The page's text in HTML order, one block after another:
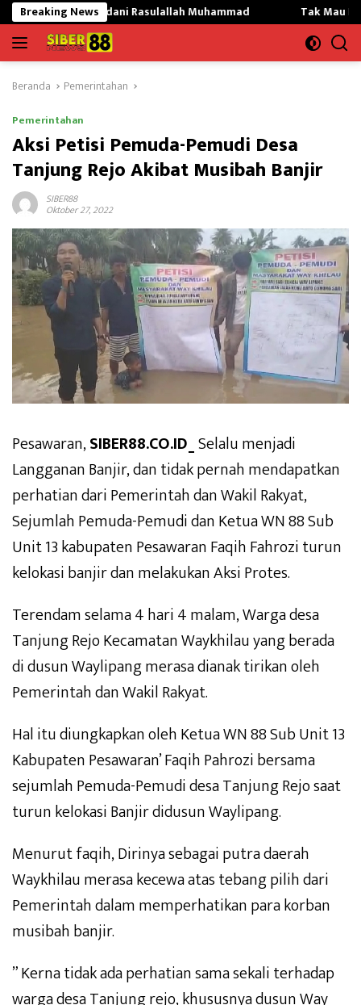
Langsung
ke
konten
Breaking News
Rasulallah Muhammad Tak Mau Dikritik,Kepsek
Beranda Pemerintahan
Pemerintahan
Aksi Petisi Pemuda-Pemudi Desa
Tanjung Rejo Akibat Musibah Banjir
SIBER88
Oktober 27, 2022
Pesawaran,SIBER88.CO.ID_Selalu menjadi
Langganan Banjir, dan tidak pernah mendapatkan
perhatian dari Pemerintah dan Wakil Rakyat,
Sejumlah Pemuda-Pemudi dan Ketua WN 88 Sub
Unit 13 kabupaten Pesawaran Faqih Fahrozi turun
kelokasi banjir dan melakukan Aksi Protes.
Terendam selama 4 hari 4 malam, Warga desa
Tanjung Rejo Kecamatan Waykhilau yang berada
di dusun Waylipang merasa dianak tirikan oleh
Pemerintah dan Wakil Rakyat.
Hal itu diungkapkan oleh Ketua WN 88 Sub Unit 13
Kabupaten Pesawaran’ Faqih Pahrozi bersama
sejumlah Pemuda-Pemudi desa Tanjung Rejo saat
turun kelokasi Banjir didusun Waylipang.
Menurut faqih, Dirinya sebagai putra daerah
Waykhilau merasa kecewa atas tebang pilih dari
Pemerintah dalam memperhatikan para korban
musibah banjir.
” Kerna tidak ada perhatian sama sekali terhadap